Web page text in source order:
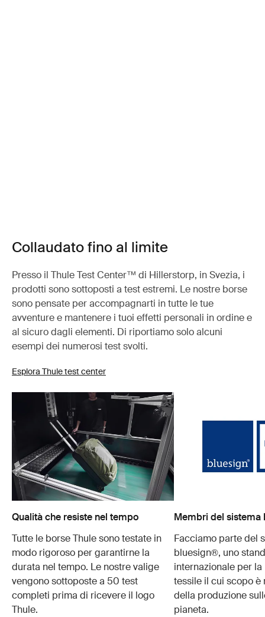
Collaudato fino al limite
Presso il Thule Test Center™ di Hillerstorp, in Svezia, i
prodotti sono sottoposti a test estremi. Le nostre borse
sono pensate per accompagnarti in tutte le tue
avventure e mantenere i tuoi effetti personali in ordine e
al sicuro dagli elementi. Di riportiamo solo alcuni
esempi dei numerosi test svolti.
Esplora Thule test center
Qualità che resiste nel tempo
Tutte le borse Thule sono testate in
modo rigoroso per garantirne la
durata nel tempo. Le nostre valige
vengono sottoposte a 50 test
completi prima di ricevere il logo
Thule.
Membri del sistema
Facciamo parte del
bluesign®, uno
internazionale per
tessile il cui scopo
della produzione
pianeta.